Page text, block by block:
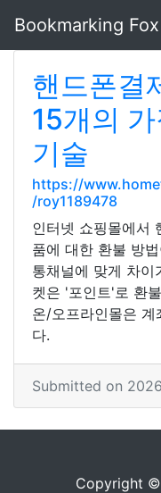
Bookmarking Fox
핸드폰결
15개의
기술
https://
/roy1189478
인터넷 쇼핑몰에서
품에 대한 환불 방
통채널에 맞게 차
켓은 '포인트'로 환
온/오프라인몰은
다.
Submitted on
Copyright